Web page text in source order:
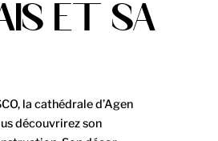
ET SA
la cathédrale d’Agen
découvrirez son